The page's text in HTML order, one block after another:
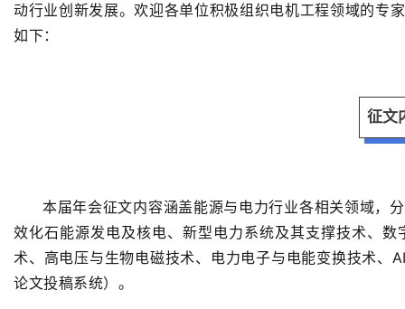
动行业创新发展。欢迎各单位积极组织电机工程领域的专
如下：
征文
本届年会征文内容涵盖能源与电力行业各相关领域，分
效化石能源发电及核电、新型电力系统及其支撑技术、
术、高电压与生物电磁技术、电力电子与电能变换技术、
论文投稿系统）。